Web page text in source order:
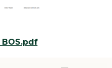
BOS.pdf